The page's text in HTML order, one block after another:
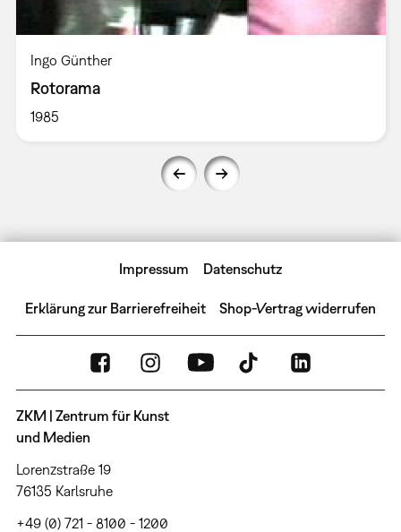
Ingo Günther
Rotorama
1985
Impressum Datenschutz
Erklärung zur Barrierefreiheit Shop-Vertrag widerrufen
ZKM | Zentrum für Kunst
und Medien
Lorenzstraße 19
76135 Karlsruhe
+49 (0) 721 - 8100 - 1200